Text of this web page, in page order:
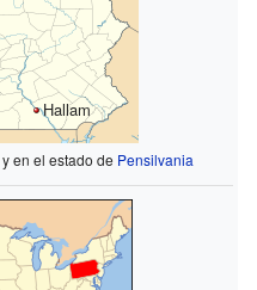
Hallam
y en el estado de Pensilvania